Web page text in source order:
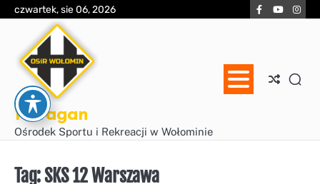
Skip
content
czwartek, sie 06, 2026 Facebook
YouTube
Huragan
Ośrodek Sportu i Rekreacji w Wołominie
Tag:SKS 12 Warszawa